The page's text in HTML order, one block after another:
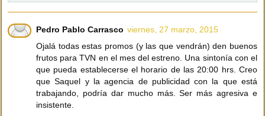
Pedro Pablo Carrasco viernes, 27 marzo, 2015
Ojalá todas estas promos (y las que vendrán) den buenos
frutos para TVN en el mes del estreno. Una sintonía con el
que pueda establecerse el horario de las 20:00 hrs. Creo
que Saquel y la agencia de publicidad con la que está
trabajando, podría dar mucho más. Ser más agresiva e
insistente.